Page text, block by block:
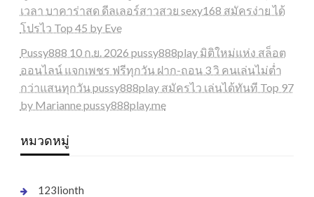
เวลา บาคาร่าสด ดีลเลอร์สาวสวย sexy168 สมัครง่าย ได้
โปรไว Top 45 by Eve
Pussy888 10 ก.ย. 2026 pussy888play มิติใหม่แห่ง สล็อต
ออนไลน์ แจกเพชร ฟรีทุกวัน ฝาก-ถอน 3 วิ คนเล่นไม่ต่ำ
กว่าแสนทุกวัน pussy888play สมัครไว เล่นได้ทันที Top 97
by Marianne pussy888play.me
หมวดหมู่
123lionth